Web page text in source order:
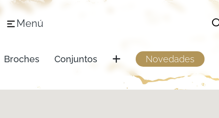
Menú
Broches Conjuntos Novedades